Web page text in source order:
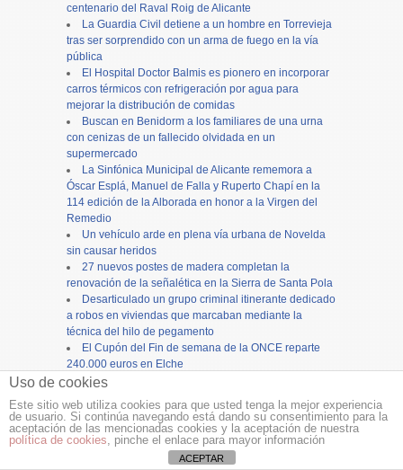
centenario del Raval Roig de Alicante
La Guardia Civil detiene a un hombre en Torrevieja
tras ser sorprendido con un arma de fuego en la vía
pública
El Hospital Doctor Balmis es pionero en incorporar
carros térmicos con refrigeración por agua para
mejorar la distribución de comidas
Buscan en Benidorm a los familiares de una urna
con cenizas de un fallecido olvidada en un
supermercado
La Sinfónica Municipal de Alicante rememora a
Óscar Esplá, Manuel de Falla y Ruperto Chapí en la
114 edición de la Alborada en honor a la Virgen del
Remedio
Un vehículo arde en plena vía urbana de Novelda
sin causar heridos
27 nuevos postes de madera completan la
renovación de la señalética en la Sierra de Santa Pola
Desarticulado un grupo criminal itinerante dedicado
a robos en viviendas que marcaban mediante la
técnica del hilo de pegamento
El Cupón del Fin de semana de la ONCE reparte
240.000 euros en Elche
Martínez Mus destaca el aumento del control de la
de nuevas herramientas
Copyright © 12tv y12endigital.es
Uso de cookies
Este sitio web utiliza cookies para que usted tenga la mejor experiencia
de usuario. Si continúa navegando está dando su consentimiento para la
aceptación de las mencionadas cookies y la aceptación de nuestra
política de cookies, pinche el enlace para mayor información
ACEPTAR